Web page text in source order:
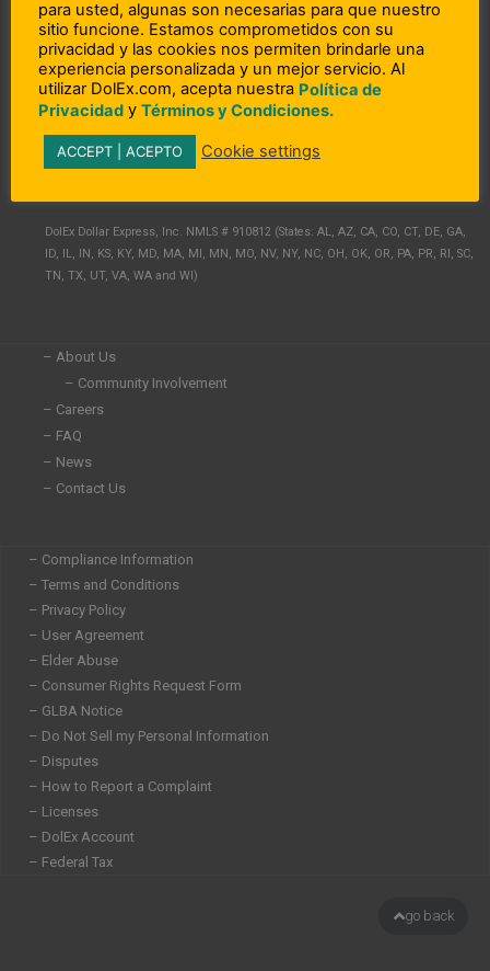
L
k
e
d
i
n
a
e
b
o
o
n
t
g
r
DolEx Dollar Express, Inc. NMLS # 910812 (States: AL, AZ, CA, CO, CT, DE, GA,
ID, IL, IN, KS, KY, MD, MA, MI, MN, MO, NV, NY, NC, OH, OK, OR, PA, PR, RI, SC,
TN, TX, UT, VA, WA and WI)
– About Us
– Community Involvement
– Careers
– FAQ
– News
– Contact Us
– Compliance Information
– Terms and Conditions
– Privacy Policy
– User Agreement
– Elder Abuse
– Consumer Rights Request Form
– GLBA Notice
– Do Not Sell my Personal Information
– Disputes
– How to Report a Complaint
– Licenses
– DolEx Account
– Federal Tax
go back
para usted, algunas son necesarias para que nuestro
sitio funcione. Estamos comprometidos con su
privacidad y las cookies nos permiten brindarle una
experiencia personalizada y un mejor servicio. Al
utilizar DolEx.com, acepta nuestra Política de
Privacidad y Términos y Condiciones.
ACCEPT | ACEPTO Cookie settings